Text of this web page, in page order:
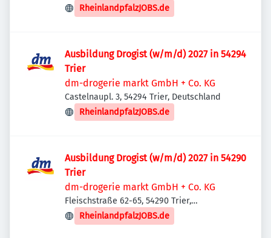
Deutschland
RheinlandpfalzJOBS.de
Ausbildung Drogist (w/m/d) 2027 in 54294
Trier
dm-drogerie markt GmbH + Co. KG
Castelnaupl. 3, 54294 Trier, Deutschland
RheinlandpfalzJOBS.de
Ausbildung Drogist (w/m/d) 2027 in 54290
Trier
dm-drogerie markt GmbH + Co. KG
Fleischstraße 62-65, 54290 Trier,
Deutschland
RheinlandpfalzJOBS.de